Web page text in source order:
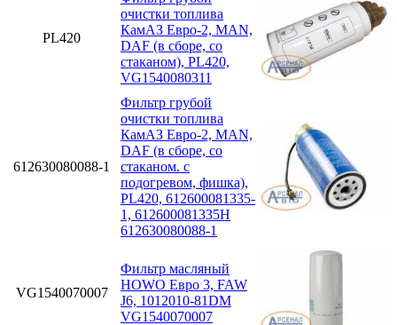
PL420
очистки топлива
КамАЗ Евро-2, MAN,
DAF (в сборе, со
стаканом), PL420,
VG1540080311
612630080088-1
Фильтр грубой
очистки топлива
КамАЗ Евро-2, MAN,
DAF (в сборе, со
стаканом. с
подогревом, фишка),
PL420, 612600081335-
1, 612600081335H
612630080088-1
VG1540070007
Фильтр масляный
HOWO Евро 3, FAW
J6, 1012010-81DM
VG1540070007